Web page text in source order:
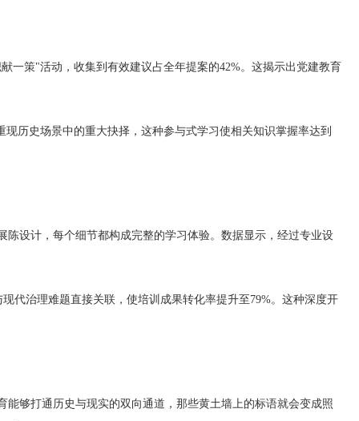
策"活动，收集到有效建议占全年提案的42%。这揭示出党建教育
史场景中的重大抉择，这种参与式学习使相关知识掌握率达到
设计，每个细节都构成完整的学习体验。数据显示，经过专业设
治理难题直接关联，使培训成果转化率提升至79%。这种深度开
够打通历史与现实的双向通道，那些黄土墙上的标语就会变成照